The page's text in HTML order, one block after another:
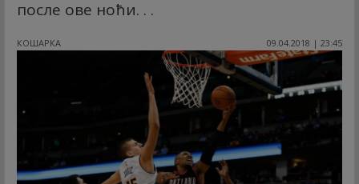
после ове ноћи. . .
КОШАРКА 09.04.2018 | 23:45